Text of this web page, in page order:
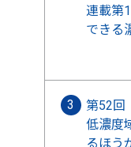
連載第
できる
第52回
低濃度
るほう